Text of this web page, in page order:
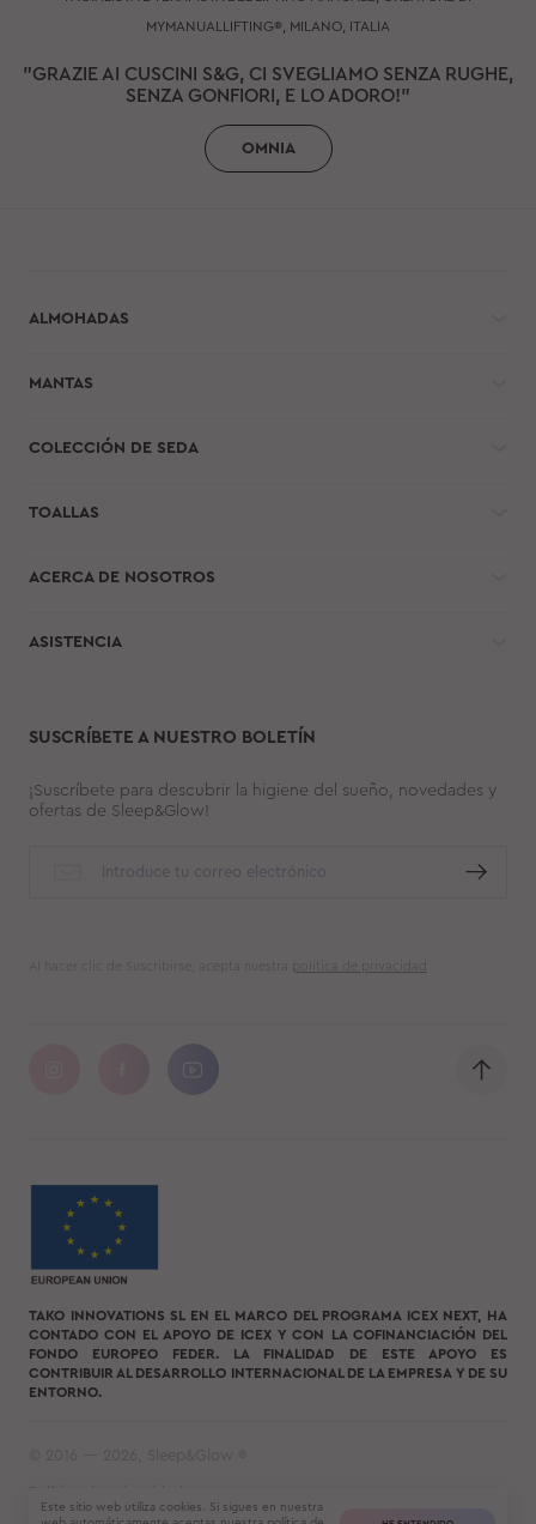
MYMANUALLIFTING®, MILANO, ITALIA
"GRAZIE AI CUSCINI S&G, CI SVEGLIAMO SENZA RUGHE,
SENZA GONFIORI, E LO ADORO!"
OMNIA
ALMOHADAS
MANTAS
COLECCIÓN DE SEDA
TOALLAS
ACERCA DE NOSOTROS
ASISTENCIA
SUSCRÍBETE A NUESTRO BOLETÍN
¡Suscríbete para descubrir la higiene del sueño, novedades y
ofertas de Sleep&Glow!
Al hacer clic de Suscribirse, acepta nuestra política de privacidad
TAKO INNOVATIONS SL EN EL MARCO DEL PROGRAMA ICEX NEXT, HA
CONTADO CON EL APOYO DE ICEX Y CON LA COFINANCIACIÓN DEL
FONDO EUROPEO FEDER. LA FINALIDAD DE ESTE APOYO ES
CONTRIBUIR AL DESARROLLO INTERNACIONAL DE LA EMPRESA Y DE SU
ENTORNO.
Este sitio web utiliza cookies. Si sigues en nuestra